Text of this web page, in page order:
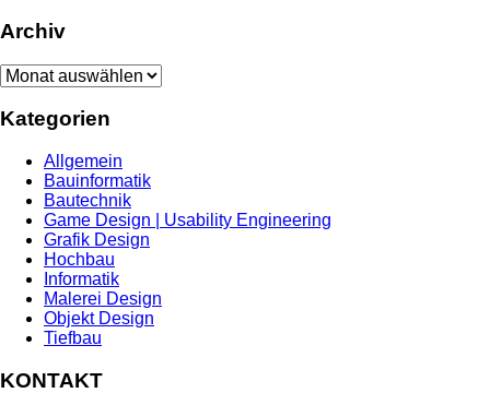
Archiv
Archiv
Kategorien
Allgemein
Bauinformatik
Bautechnik
Game Design | Usability Engineering
Grafik Design
Hochbau
Informatik
Malerei Design
Objekt Design
Tiefbau
KONTAKT